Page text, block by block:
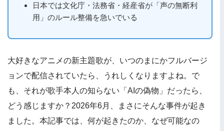
日本では文化庁・法務省・経産省が「声の無断利
用」のルール整備を急いでいる
大好きなアニメの新主題歌が、いつのまにかフルバージ
ョンで配信されていたら、うれしくなりますよね。で
も、それが歌手本人の知らない「AIの偽物」だったら、
どう感じますか？2026年6月、まさにそんな事件が起き
ました。本記事では、何が起きたのか、なぜ可能なの